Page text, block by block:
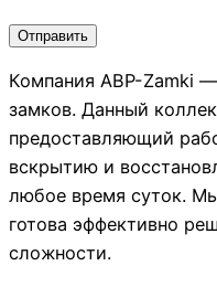
Компания АВР-Zamki
замков. Данный
предоставляющий
вскрытию и
любое время суток.
готова эффективно
сложности.